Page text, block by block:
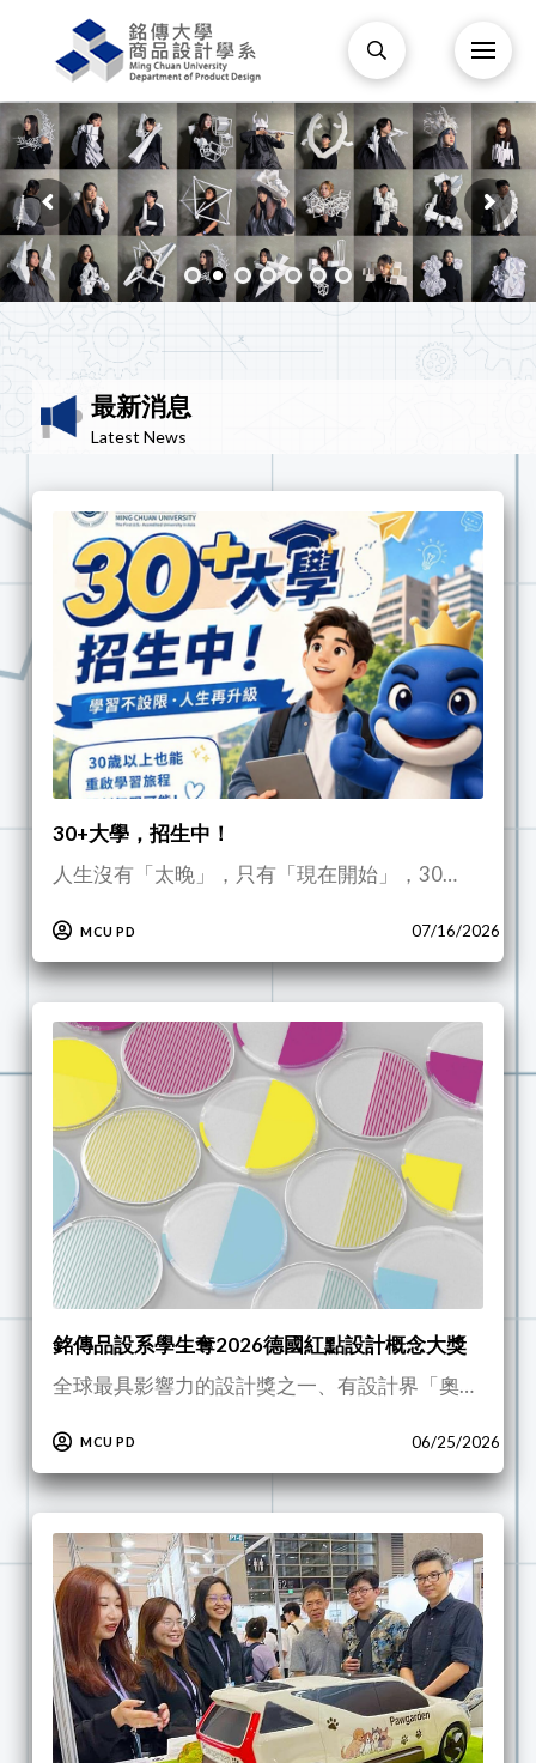
最新消息
Latest News
30+大學，招生中！
人生沒有「太晚」，只有「現在開始」，30…
MCU PD 07/16/2026
銘傳品設系學生奪2026德國紅點設計概念大獎
全球最具影響力的設計獎之一、有設計界「奧…
MCU PD 06/25/2026